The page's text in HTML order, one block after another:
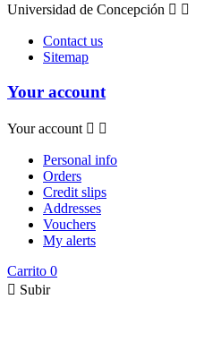
Universidad de Concepción  
Contact us
Sitemap
Your account
Your account  
Personal info
Orders
Credit slips
Addresses
Vouchers
My alerts
Carrito 0
 Subir